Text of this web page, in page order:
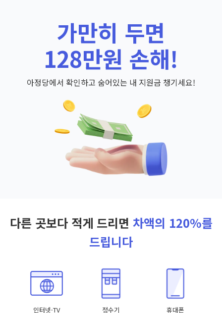
가만히 두면
128만원 손해!
아정당에서 확인하고 숨어있는 내 지원금 챙기세요!
다른 곳보다 적게 드리면 차액의 120%를
드립니다
인터넷·TV 정수기 휴대폰